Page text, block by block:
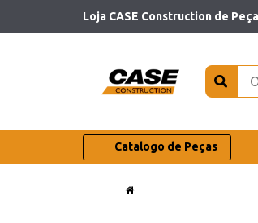
Loja CASE Construction de
Catalogo de Peças